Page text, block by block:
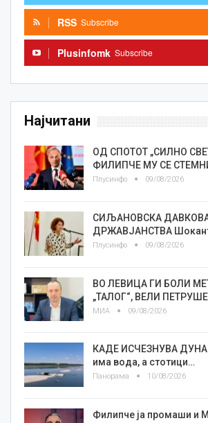
RSS Subscribe
Plusinfomk Subscribe
Најчитани
ОД СПОТОТ „СИЛНО
ФИЛИПЧЕ МУ СЕ
Плусинфо 09/08/2026
СИЉАНОВСКА
ДРЖАВЈАНСТВА
Плусинфо 09/08/2026
ВО ЛЕВИЦА ГИ БОЛИ
„ТАЛОГ“, ВЕЛИ
МИА 09/08/2026
КАДЕ ИСЧЕЗНУВА
има вода, а стотици…
Панорама 10/08/2026
Филипче ја промаши и